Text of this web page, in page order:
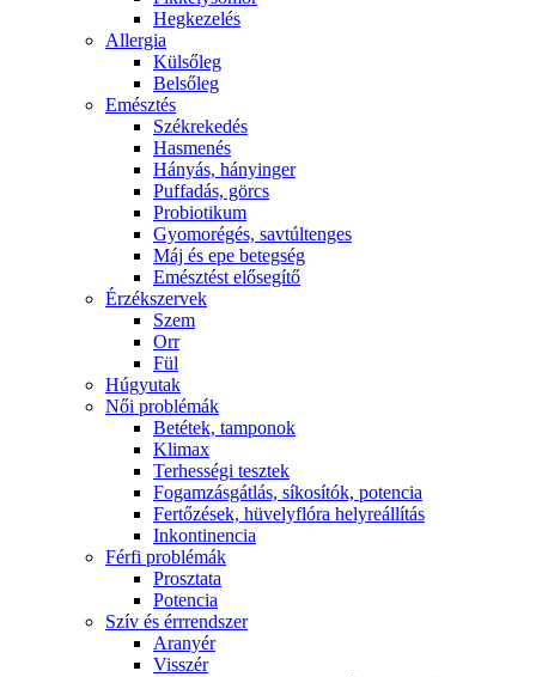
Hegkezelés
Allergia
Külsőleg
Belsőleg
Emésztés
Székrekedés
Hasmenés
Hányás, hányinger
Puffadás, görcs
Probiotikum
Gyomorégés, savtúltenges
Máj és epe betegség
Emésztést elősegítő
Érzékszervek
Szem
Orr
Fül
Húgyutak
Női problémák
Betétek, tamponok
Klimax
Terhességi tesztek
Fogamzásgátlás, síkosítók, potencia
Fertőzések, hüvelyflóra helyreállítás
Inkontinencia
Férfi problémák
Prosztata
Potencia
Szív és érrrendszer
Aranyér
Visszér